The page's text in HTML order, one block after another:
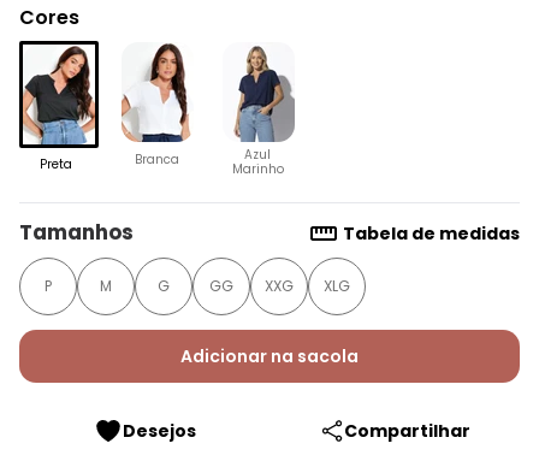
Cores
Preta Branca
Azul
Marinho
Tamanhos Tabela de medidas
P M G GG XXG XLG
Adicionar na sacola
Desejos Compartilhar